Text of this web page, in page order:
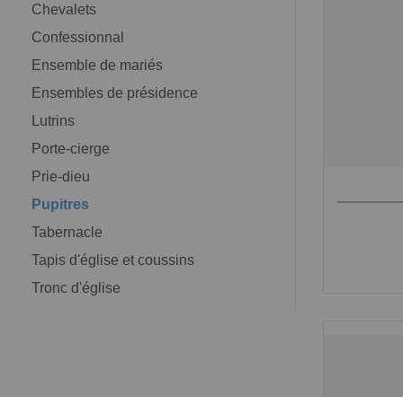
Chevalets
Confessionnal
Ensemble de mariés
Ensembles de présidence
Lutrins
Porte-cierge
Prie-dieu
Pupitres
Tabernacle
Tapis d'église et coussins
Tronc d'église